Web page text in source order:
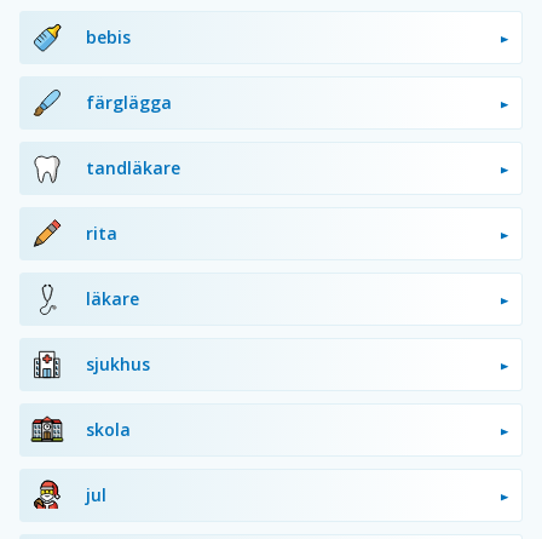
bebis
färglägga
tandläkare
rita
läkare
sjukhus
skola
jul